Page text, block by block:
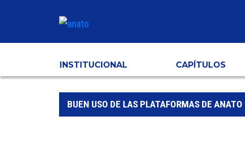
INSTITUCIONAL CAPÍTULOS
BUEN USO DE LAS PLATAFORMAS DE ANATO